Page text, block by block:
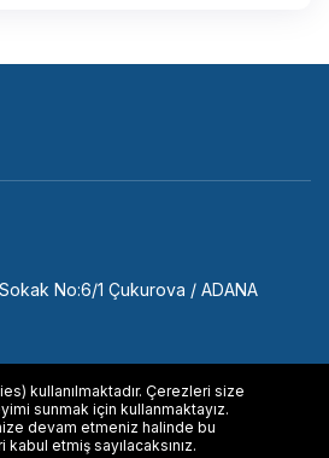
No:6/1 Çukurova / ADANA
kullanılmaktadır. Çerezleri size
sunmak için kullanmaktayız.
devam etmeniz halinde bu
etmiş sayılacaksınız.